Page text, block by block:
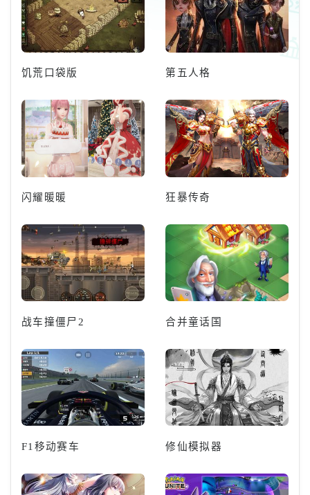
评价。好评率达70%显示为绿色
的「非常
饥荒口袋版 第五人格
闪耀暖暖 狂暴传奇
战车撞僵尸2 合并童话国
F1移动赛车 修仙模拟器